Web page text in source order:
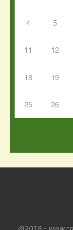
4 5
11 12
18 19
25 26
@2018 -